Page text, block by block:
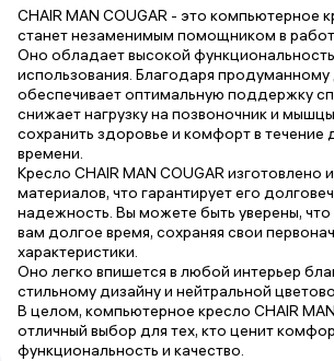
CHAIR MAN COUGAR - это компьютерное
станет незаменимым помощником в
Оно обладает высокой
использования. Благодаря продуманному
обеспечивает оптимальную поддержку
снижает нагрузку на позвоночник и
сохранить здоровье и комфорт в течение
времени.
Кресло CHAIR MAN COUGAR изготовлено
материалов, что гарантирует его
надежность. Вы можете быть уверены,
вам долгое время, сохраняя свои
характеристики.
Оно легко впишется в любой интерьер
стильному дизайну и нейтральной
В целом, компьютерное кресло CHAIR
отличный выбор для тех, кто ценит
функциональность и качество.